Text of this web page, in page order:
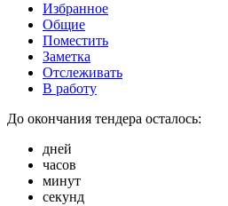
Избранное
Общие
Поместить
Заметка
Отслеживать
В работу
До окончания тендера осталось:
дней
часов
минут
секунд